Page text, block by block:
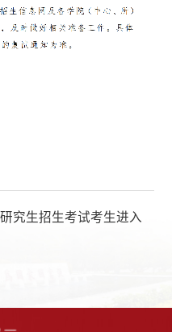
究生招生考试考生进入